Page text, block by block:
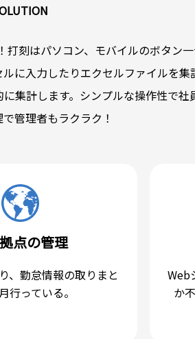
刻はパソコン、モバイルのボタン一
に入力したりエクセルファイルを集
集計します。シンプルな操作性で社
管理者もラクラク！
点の管理
、勤怠情報の取りまと
行っている。
Web
か